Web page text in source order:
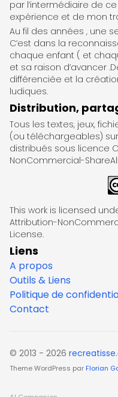
par l’intermédiaire de
expérience et de mon
Au fil des années , une
C’est dans la
chaque enfant ( et
et sa raison d’avancer
différenciée et la
ludiques.
Distribution,
Tous les textes, jeux,
(ou téléchargeables)
distribués sous licence
NonCommercial-
This work is licensed
Attribution-
License.
Liens
A propos
Outils & Liens
Politique de
Contact
© 2013 - 2026
Theme WordPress par Florian